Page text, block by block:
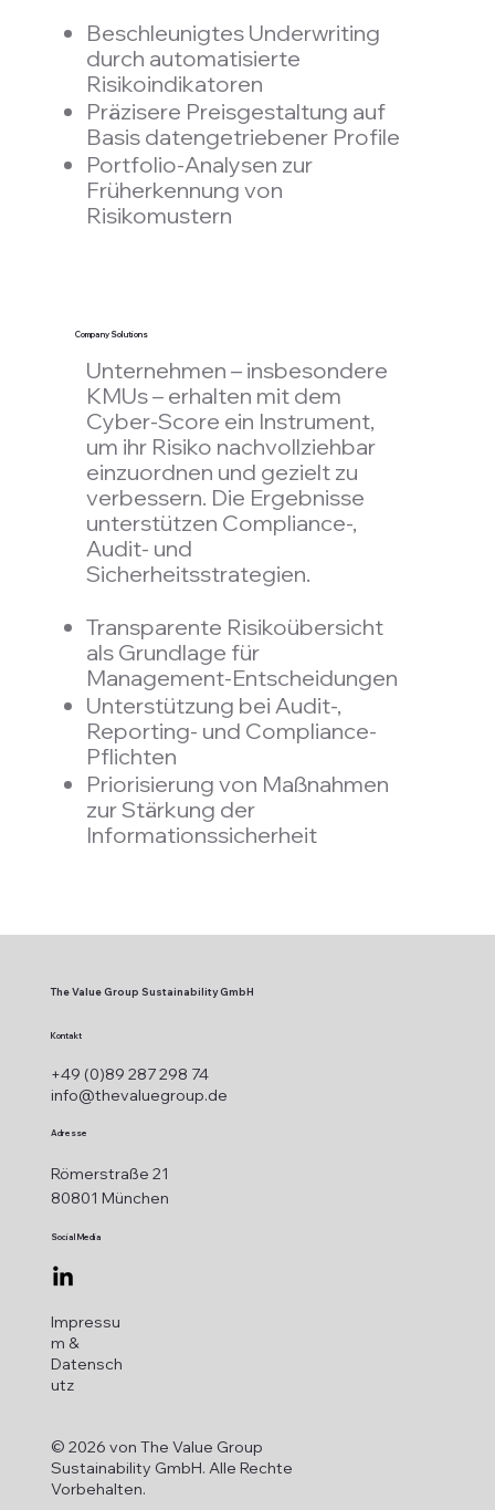
Beschleunigtes Underwriting
durch automatisierte
Risikoindikatoren
Präzisere Preisgestaltung auf
Basis datengetriebener Profile
Portfolio-Analysen zur
Früherkennung von
Risikomustern
Company Solutions
Unternehmen – insbesondere
KMUs – erhalten mit dem
Cyber-Score ein Instrument,
um ihr Risiko nachvollziehbar
einzuordnen und gezielt zu
verbessern. Die Ergebnisse
unterstützen Compliance-,
Audit- und
Sicherheitsstrategien.
Transparente Risikoübersicht
als Grundlage für
Management-Entscheidungen
Unterstützung bei Audit-,
Reporting- und Compliance-
Pflichten
Priorisierung von Maßnahmen
zur Stärkung der
Informationssicherheit
The Value Group Sustainability GmbH
Kontakt
+49 (0)89 287 298 74
info@thevaluegroup.de
Adresse
Römerstraße 21
80801 München
Social Media
Impressu
m &
Datensch
utz
© 2026 von The Value Group
Sustainability GmbH. Alle Rechte
Vorbehalten.